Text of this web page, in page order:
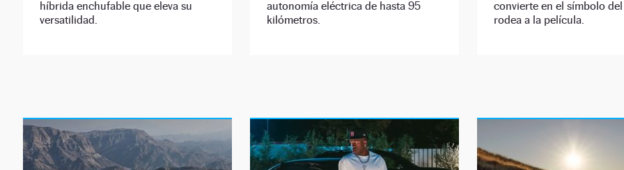
híbrida enchufable que eleva su
versatilidad.
autonomía eléctrica de hasta 95
kilómetros.
convierte en el símbolo
rodea a la película.